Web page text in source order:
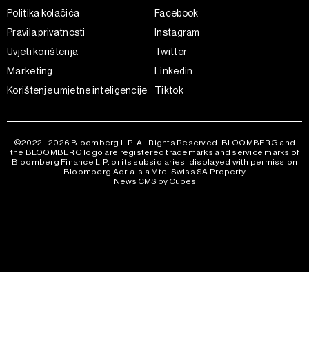
Politika kolačića
Pravila privatnosti
Uvjeti korištenja
Marketing
Korištenje umjetne inteligencije
Facebook
Instagram
Twitter
Linkedin
Tiktok
©2022 - 2026 Bloomberg L.P. All Rights Reserved. BLOOMBERG and
the BLOOMBERG logo are registered trademarks and service marks of
Bloomberg Finance L.P. or its subsidiaries, displayed with permission
Bloomberg Adria is a Mtel Swiss SA Property
News CMS by Cubes